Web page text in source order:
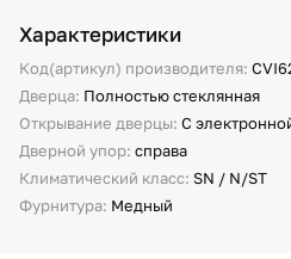
Характеристики
Код(артикул) производителя:
Дверца: Полностью стеклянная
Открывание дверцы: С
Дверной упор: справа
Климатический класс: SN / N/ST
Фурнитура: Медный